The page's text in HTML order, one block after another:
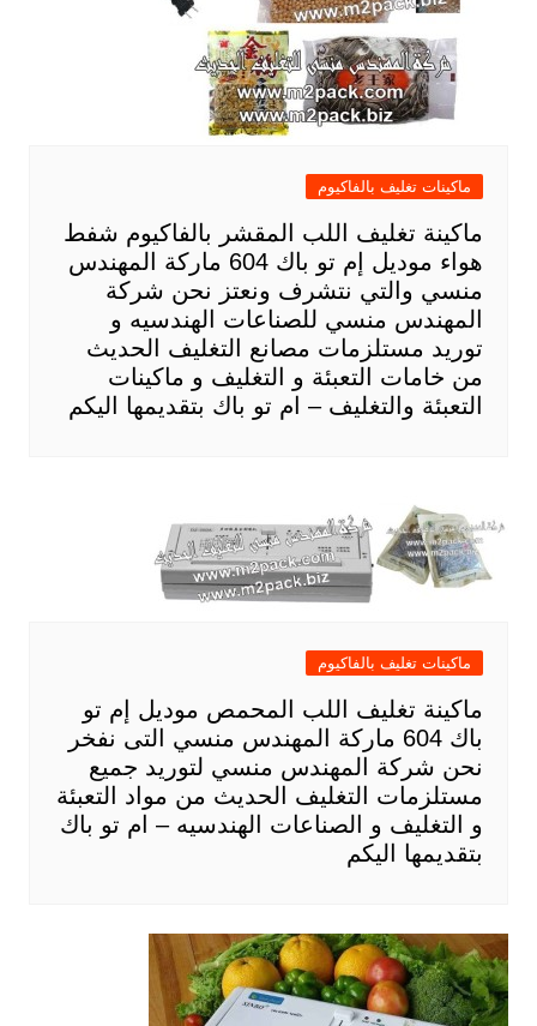
ماكينات تغليف بالفاكيوم
ماكينة تغليف اللب المقشر بالفاكيوم شفط
هواء موديل إم تو باك 604 ماركة المهندس
منسي والتي نتشرف ونعتز نحن شركة
المهندس منسي للصناعات الهندسيه و
توريد مستلزمات مصانع التغليف الحديث
من خامات التعبئة و التغليف و ماكينات
التعبئة والتغليف – ام تو باك بتقديمها اليكم
ماكينات تغليف بالفاكيوم
ماكينة تغليف اللب المحمص موديل إم تو
باك 604 ماركة المهندس منسي التى نفخر
نحن شركة المهندس منسي لتوريد جميع
مستلزمات التغليف الحديث من مواد التعبئة
و التغليف و الصناعات الهندسيه – ام تو باك
بتقديمها اليكم